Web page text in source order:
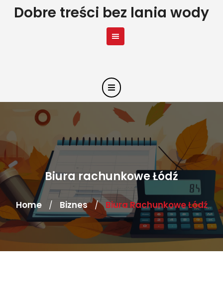
SkipDobre treści bez lania wody
Biura rachunkowe Łódź
Home / Biznes / Biura Rachunkowe Łódź